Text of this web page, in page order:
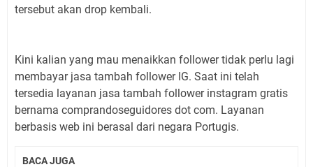
tersebut akan drop kembali.
Kini kalian yang mau menaikkan follower tidak perlu lagi
membayar jasa tambah follower IG. Saat ini telah
tersedia layanan jasa tambah follower instagram gratis
bernama comprandoseguidores dot com. Layanan
berbasis web ini berasal dari negara Portugis.
BACA JUGA